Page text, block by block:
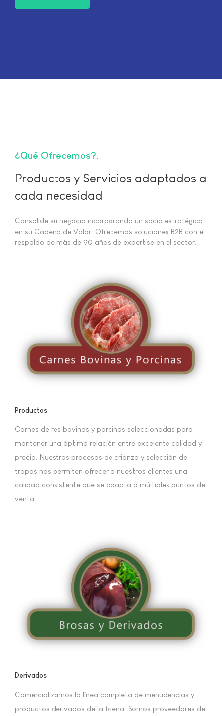
¿Qué Ofrecemos?
Productos y Servicios adaptados a
cada necesidad
Consolide su negocio incorporando un socio estratégico
en su Cadena de Valor. Ofrecemos soluciones B2B con el
respaldo de más de 90 años de expertise en el sector.
Productos
Carnes de res bovinas y porcinas seleccionadas para
mantener una óptima relación entre excelente calidad y
precio. Nuestros procesos de crianza y selección de
tropas nos permiten ofrecer a nuestros clientes una
calidad consistente que se adapta a múltiples puntos de
venta.
Derivados
Comercializamos la línea completa de menudencias y
productos derivados de la faena. Somos proveedores de